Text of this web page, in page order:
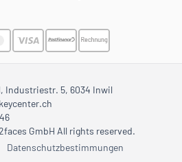
Industriestr. 5, 6034 Inwil
GmbH All rights reserved.
Datenschutzbestimmungen